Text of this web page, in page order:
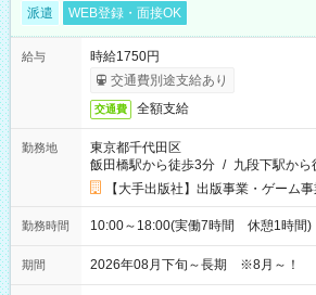
派遣 WEB登録・面接OK
給与
時給1750円
交通費別途支給あり
交通費 全額支給
勤務地
東京都千代田区
飯田橋駅から徒歩3分 / 九段下駅から
【大手出版社】出版事業・ゲーム
勤務時間 10:00～18:00(実働7時間 休憩1時間)
期間 2026年08月下旬～長期 ※8月～！